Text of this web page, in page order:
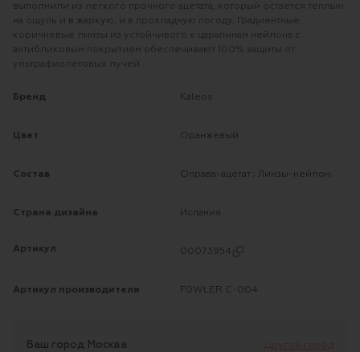
выполнили из легкого прочного ацетата, который остается теплым
на ощупь и в жаркую, и в прохладную погоду. Градиентные
коричневые линзы из устойчивого к царапинам нейлона с
антибликовым покрытием обеспечивают 100% защиты от
ультрафиолетовых лучей.
Бренд Kaleos
Цвет Оранжевый
Состав Оправа-ацетат ; Линзы-нейлон;
Страна дизайна Испания
Артикул 00073954
Артикул производителя F0WLER C-004
Ваш город Москва Другой город